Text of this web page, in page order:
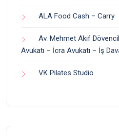
ALA Food Cash – Carry
Av. Mehmet Akif
Avukatı – İcra Avukatı – İş
VK Pilates Studio